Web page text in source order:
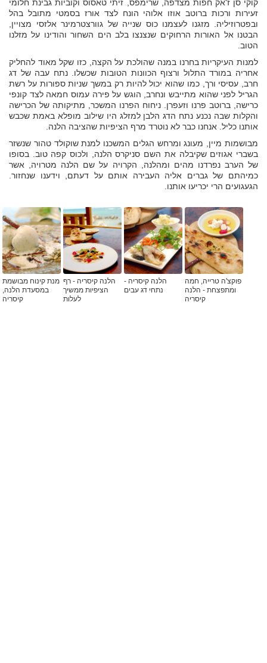
קוקי סן ז'אק חפות מצדפה, שרימפס, זיתי טאסוס וקוביות גבינת חלומי
זעירות ורכות ברוטב אוזו אלוהי הונח לצד אורז בסמטי מתובל בהל
ובפטרוזיליה. מזגנו לעצמנו כוס שנייה של גוורצטרמינר אלזסי מצויין,
הבטנו אל האורות הרחוקים שנצנצו בלב הים השחור והודינו על מזלנו
הטוב.
למנות העיקריות בחרנו במנה שהולכת על הקצה, כזו שקל מאוד להחליק
אחריה במורד התלול ורצוף הכוונות הטובות שכשלו. נתח עבה של דג
חרב, עסיסי ורך, כמו שהוא יכול להיות רק במשך שניות ספורות על רשת
הגריל לפני שהוא מתייבש ונחרב, הוגש על פירה עמוס חמאה לצד קונפי
כרישה, ברוטב פרנו וזעפרן. ניחוח הפרנו המשכר, מתיקותה של הכרישה
והקלות שבה נכנע נתח הדג הלבן למזלג היו שילוב מופלא באמת שכבש
אותנו כליל. אנחנו כבר לא נוטרד מרף הציפיות שהציבה הלנה.
מבושמות מיין, מעונג ומרחש הגלים המשכנו למנת שוקולד טהור שנשזר
בשברי אגוזים שקיבלה את השם סניקרס הלנה, ולכוס קפה טוב. בסופו
של הערב נפרדנו מהים ומהלנה, הקרויה על שם הלנה מטרויה, אשר
כמיהתם של גברים אליה העבירה אותם על דעתם, וידענו שנחזור.
הגעגועים הרי יכריעו אותנו.
פוקצ'ה טרייה, חמה
ומתפצחת - הלנה
קיסריה
הלנה קיסריה -
נתחי דג עבים
הלנה קיסריה - רף
הציפיות ממשיך
לעלות
מנת קינוח מבושמת
במסעדת הלנה,
קיסריה